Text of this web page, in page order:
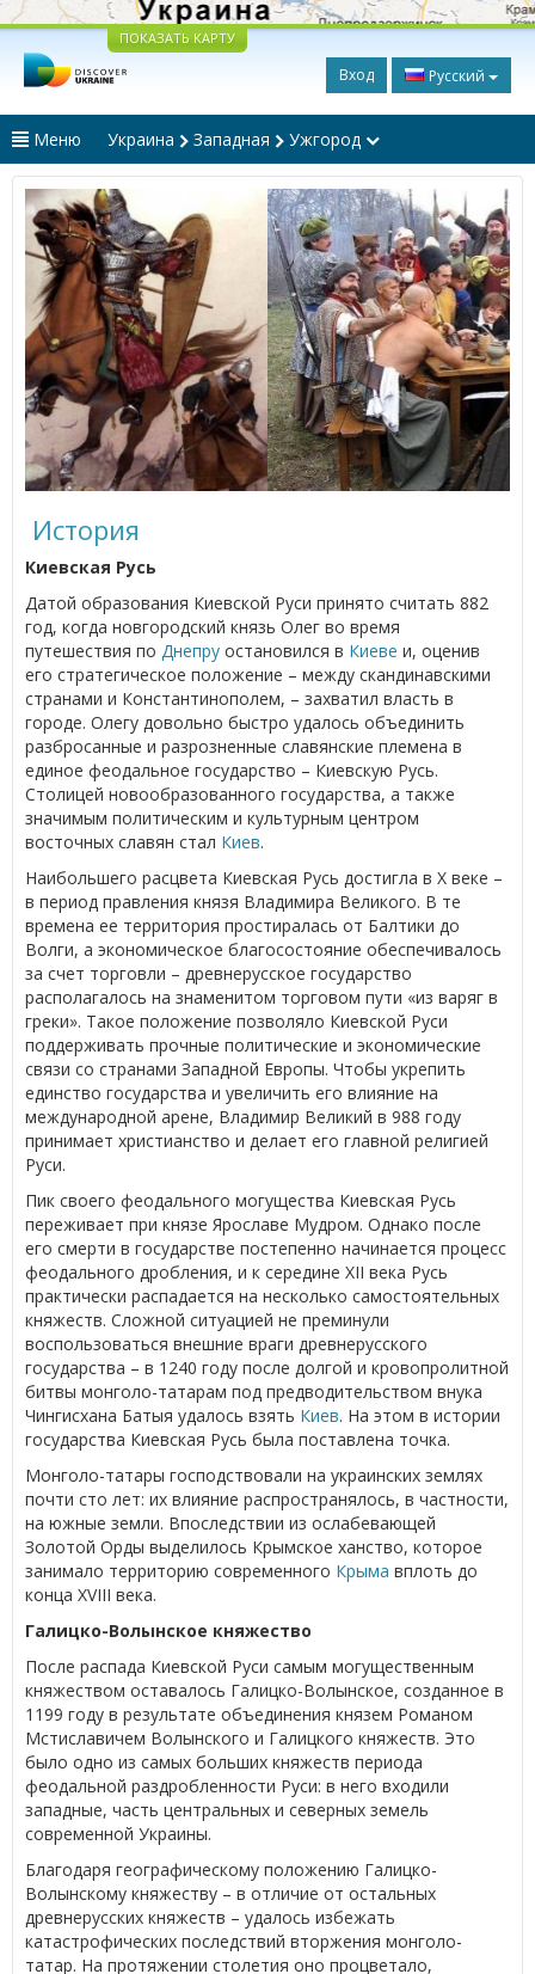
ПОКАЗАТЬ КАРТУ
Вход Русский
Меню Украина Западная Ужгород
История
Киевская Русь
Датой образования Киевской Руси принято считать 882
год, когда новгородский князь Олег во время
путешествия по Днепру остановился в Киеве и, оценив
его стратегическое положение – между скандинавскими
странами и Константинополем, – захватил власть в
городе. Олегу довольно быстро удалось объединить
разбросанные и разрозненные славянские племена в
единое феодальное государство – Киевскую Русь.
Столицей новообразованного государства, а также
значимым политическим и культурным центром
восточных славян стал Киев.
Наибольшего расцвета Киевская Русь достигла в Х веке –
в период правления князя Владимира Великого. В те
времена ее территория простиралась от Балтики до
Волги, а экономическое благосостояние обеспечивалось
за счет торговли – древнерусское государство
располагалось на знаменитом торговом пути «из варяг в
греки». Такое положение позволяло Киевской Руси
поддерживать прочные политические и экономические
связи со странами Западной Европы. Чтобы укрепить
единство государства и увеличить его влияние на
международной арене, Владимир Великий в 988 году
принимает христианство и делает его главной религией
Руси.
Пик своего феодального могущества Киевская Русь
переживает при князе Ярославе Мудром. Однако после
его смерти в государстве постепенно начинается процесс
феодального дробления, и к середине XII века Русь
практически распадается на несколько самостоятельных
княжеств. Сложной ситуацией не преминули
воспользоваться внешние враги древнерусского
государства – в 1240 году после долгой и кровопролитной
битвы монголо-татарам под предводительством внука
Чингисхана Батыя удалось взять Киев. На этом в истории
государства Киевская Русь была поставлена точка.
Монголо-татары господствовали на украинских землях
почти сто лет: их влияние распространялось, в частности,
на южные земли. Впоследствии из ослабевающей
Золотой Орды выделилось Крымское ханство, которое
занимало территорию современного Крыма вплоть до
конца XVIII века.
Галицко-Волынское княжество
После распада Киевской Руси самым могущественным
княжеством оставалось Галицко-Волынское, созданное в
1199 году в результате объединения князем Романом
Мстиславичем Волынского и Галицкого княжеств. Это
было одно из самых больших княжеств периода
феодальной раздробленности Руси: в него входили
западные, часть центральных и северных земель
современной Украины.
Благодаря географическому положению Галицко-
Волынскому княжеству – в отличие от остальных
древнерусских княжеств – удалось избежать
катастрофических последствий вторжения монголо-
татар. На протяжении столетия оно процветало,